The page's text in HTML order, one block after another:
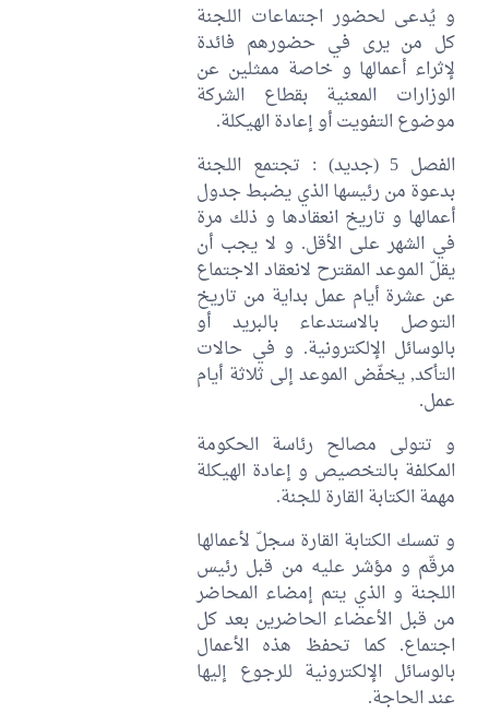
و يُدعى لحضور اجتماعات اللجنة
كل من يرى في حضورهم فائدة
لإثراء أعمالها و خاصة ممثلين عن
الوزارات المعنية بقطاع الشركة
موضوع التفويت أو إعادة الهيكلة.
الفصل 5 (جديد) : تجتمع اللجنة
بدعوة من رئيسها الذي يضبط جدول
أعمالها و تاريخ انعقادها و ذلك مرة
في الشهر على الأقل. و لا يجب أن
يقلّ الموعد المقترح لانعقاد الاجتماع
عن عشرة أيام عمل بداية من تاريخ
التوصل بالاستدعاء بالبريد أو
بالوسائل الإلكترونية. و في حالات
التأكد, يخفّض الموعد إلى ثلاثة أيام
عمل.
و تتولى مصالح رئاسة الحكومة
المكلفة بالتخصيص و إعادة الهيكلة
مهمة الكتابة القارة للجنة.
و تمسك الكتابة القارة سجلّ لأعمالها
مرقّم و مؤشر عليه من قبل رئيس
اللجنة و الذي يتم إمضاء المحاضر
من قبل الأعضاء الحاضرين بعد كل
اجتماع. كما تحفظ هذه الأعمال
بالوسائل الإلكترونية للرجوع إليها
عند الحاجة.